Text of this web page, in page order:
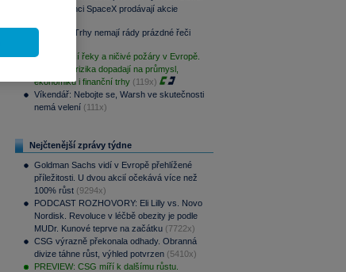
Zaměstnanci SpaceX prodávají akcie
Víkendář: Trhy nemají rády prázdné řeči
Vysychající řeky a ničivé požáry v Evropě.
Klimatická rizika dopadají na průmysl,
ekonomiku i finanční trhy (119x)
Víkendář: Nebojte se, Warsh ve skutečnosti
nemá velení (111x)
Nejčtenější zprávy týdne
Goldman Sachs vidí v Evropě přehlížené
příležitosti. U dvou akcií očekává více než
100% růst (9294x)
PODCAST ROZHOVORY: Eli Lilly vs. Novo
Nordisk. Revoluce v léčbě obezity je podle
MUDr. Kunové teprve na začátku (7722x)
CSG výrazně překonala odhady. Obranná
divize táhne růst, výhled potvrzen (5410x)
PREVIEW: CSG míří k dalšímu růstu.